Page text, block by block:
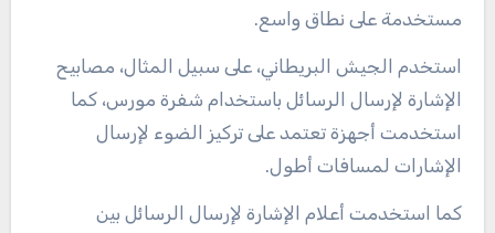
مستخدمة على نطاق واسع.
استخدم الجيش البريطاني، على سبيل المثال، مصابيح
الإشارة لإرسال الرسائل باستخدام شفرة مورس، كما
استخدمت أجهزة تعتمد على تركيز الضوء لإرسال
الإشارات لمسافات أطول.
كما استخدمت أعلام الإشارة لإرسال الرسائل بين